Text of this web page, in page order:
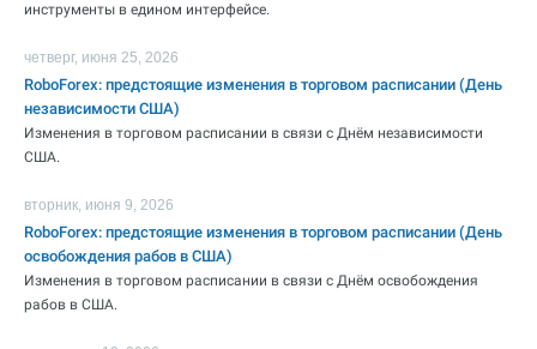
инструменты в едином интерфейсе.
четверг, июня 25, 2026
RoboForex: предстоящие изменения в торговом расписании (День
независимости США)
Изменения в торговом расписании в связи с Днём независимости
США.
вторник, июня 9, 2026
RoboForex: предстоящие изменения в торговом расписании (День
освобождения рабов в США)
Изменения в торговом расписании в связи с Днём освобождения
рабов в США.